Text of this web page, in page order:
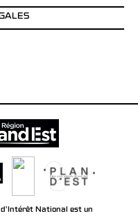
National est un